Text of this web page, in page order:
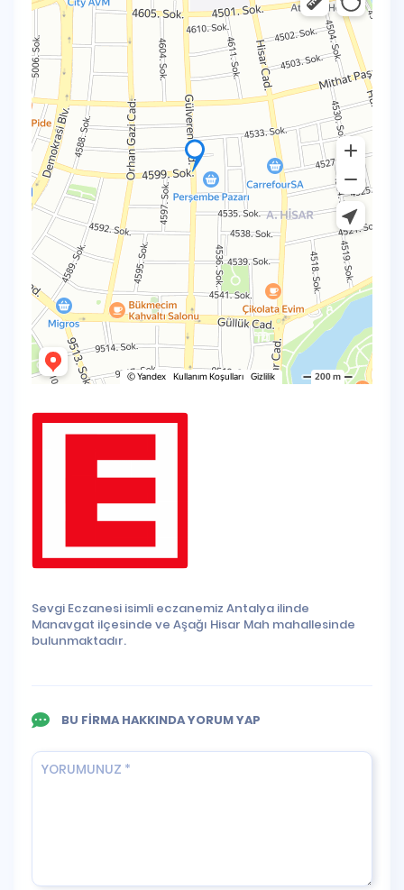
Sevgi Eczanesi isimli eczanemiz Antalya ilinde
Manavgat ilçesinde ve Aşağı Hisar Mah mahallesinde
bulunmaktadır.
BU FİRMA HAKKINDA YORUM YAP